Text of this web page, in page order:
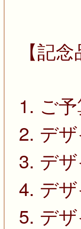
【記
1. ご
2. デ
3. デ
4. デ
5. デ